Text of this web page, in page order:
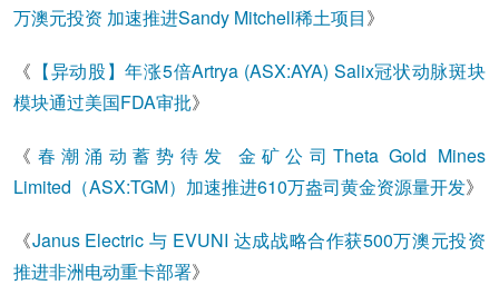
万澳元投资 加速推进Sandy Mitchell稀土项目》
《 【异动股】年涨5倍Artrya (ASX:AYA) Salix冠状动脉斑块
模块通过美国FDA审批》
《 春潮涌动蓄势待发 金矿公司Theta Gold Mines
Limited（ASX:TGM）加速推进610万盎司黄金资源量开发》
《Janus Electric 与 EVUNI 达成战略合作获500万澳元投资
推进非洲电动重卡部署》